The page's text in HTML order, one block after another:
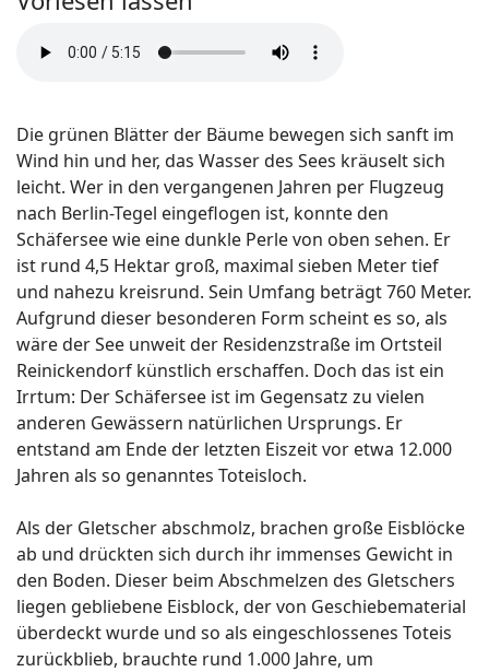
Die grünen Blätter der Bäume bewegen sich sanft im
Wind hin und her, das Wasser des Sees kräuselt sich
leicht. Wer in den vergangenen Jahren per Flugzeug
nach Berlin-Tegel eingeflogen ist, konnte den
Schäfersee wie eine dunkle Perle von oben sehen. Er
ist rund 4,5 Hektar groß, maximal sieben Meter tief
und nahezu kreisrund. Sein Umfang beträgt 760 Meter.
Aufgrund dieser besonderen Form scheint es so, als
wäre der See unweit der Residenzstraße im Ortsteil
Reinickendorf künstlich erschaffen. Doch das ist ein
Irrtum: Der Schäfersee ist im Gegensatz zu vielen
anderen Gewässern natürlichen Ursprungs. Er
entstand am Ende der letzten Eiszeit vor etwa 12.000
Jahren als so genanntes Toteisloch.
Als der Gletscher abschmolz, brachen große Eisblöcke
ab und drückten sich durch ihr immenses Gewicht in
den Boden. Dieser beim Abschmelzen des Gletschers
liegen gebliebene Eisblock, der von Geschiebematerial
überdeckt wurde und so als eingeschlossenes Toteis
zurückblieb, brauchte rund 1.000 Jahre, um